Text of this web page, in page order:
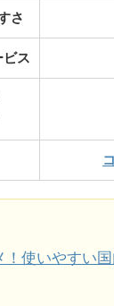
さ
ビス
！使いやすい